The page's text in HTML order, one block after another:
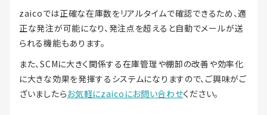
zaicoでは正確な在庫数をリアルタイムで確認できるため、適
正な発注が可能になり、発注点を超えると自動でメールが送
られる機能もあります。
また、SCMに大きく関係する在庫管理や棚卸の改善や効率化
に大きな効果を発揮するシステムになりますので、ご興味がご
ざいましたらお気軽にzaicoにお問い合わせください。